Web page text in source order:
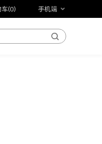
车(0) 手机端